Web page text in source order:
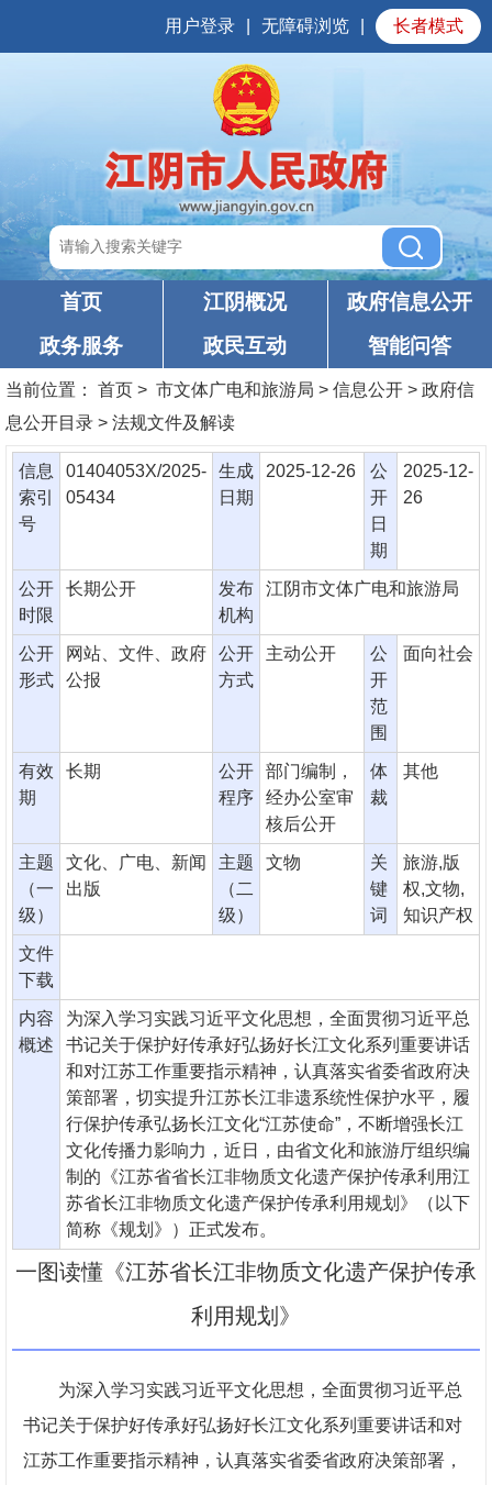
用户登录 无障碍浏览 长者模式
首页 江阴概况
政府信息公开
政务服务
政民互动 智能问答
当前位置： 首页 > 市文体广电和旅游局 > 信息公开 > 政府信
息公开目录 > 法规文件及解读
信息
索引
号
01404053X/2025-
05434
生成
日期
2025-12-26
公
开
日
期
2025-12-
26
公开
时限
长期公开
发布
机构
江阴市文体广电和旅游局
公开
形式
网站、文件、政府
公报
公开
方式
主动公开
公
开
范
围
面向社会
有效
期
长期
公开
程序
部门编制，
经办公室审
核后公开
体
裁
其他
主题
（一
级）
文化、广电、新闻
出版
主题
（二
级）
文物
关
键
词
旅游,版
权,文物,
知识产权
文件
下载
内容
概述
为深入学习实践习近平文化思想，全面贯彻习近平总
书记关于保护好传承好弘扬好长江文化系列重要讲话
和对江苏工作重要指示精神，认真落实省委省政府决
策部署，切实提升江苏长江非遗系统性保护水平，履
行保护传承弘扬长江文化“江苏使命”，不断增强长江
文化传播力影响力，近日，由省文化和旅游厅组织编
制的《江苏省省长江非物质文化遗产保护传承利用江
苏省长江非物质文化遗产保护传承利用规划》（以下
简称《规划》）正式发布。
一图读懂《江苏省长江非物质文化遗产保护传承
利用规划》
为深入学习实践习近平文化思想，全面贯彻习近平总
书记关于保护好传承好弘扬好长江文化系列重要讲话和对
江苏工作重要指示精神，认真落实省委省政府决策部署，